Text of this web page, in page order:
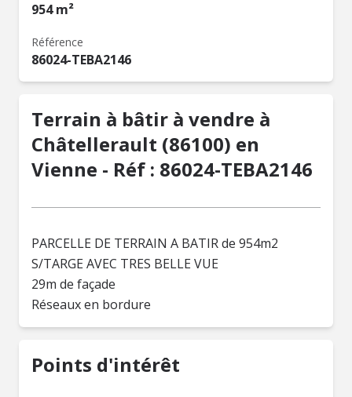
954 m²
Référence
86024-TEBA2146
Terrain à bâtir à vendre à
Châtellerault (86100) en
Vienne - Réf : 86024-TEBA2146
PARCELLE DE TERRAIN A BATIR de 954m2
S/TARGE AVEC TRES BELLE VUE
29m de façade
Réseaux en bordure
Points d'intérêt